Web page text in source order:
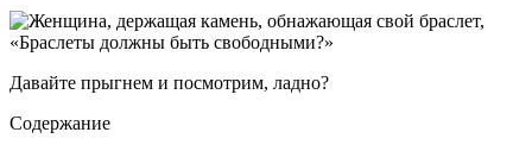
Давайте прыгнем и посмотрим, ладно?
Содержание